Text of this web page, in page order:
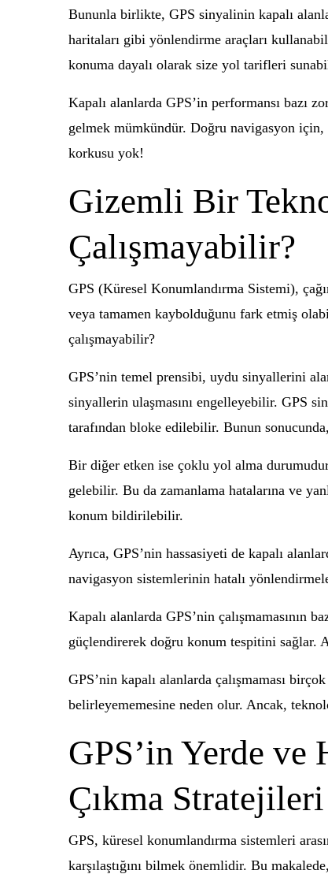
Bununla birlikte, GPS sinyalinin kapalı
haritaları gibi yönlendirme araçları
konuma dayalı olarak size yol tarifleri
Kapalı alanlarda GPS’in performansı bazı
gelmek mümkündür. Doğru navigasyon için,
korkusu yok!
Gizemli Bir
Çalışmayabilir?
GPS (Küresel Konumlandırma Sistemi),
veya tamamen kaybolduğunu fark etmiş
çalışmayabilir?
GPS’nin temel prensibi, uydu sinyallerini
sinyallerin ulaşmasını engelleyebilir. GPS
tarafından bloke edilebilir. Bunun
Bir diğer etken ise çoklu yol alma
gelebilir. Bu da zamanlama hatalarına ve
konum bildirilebilir.
Ayrıca, GPS’nin hassasiyeti de kapalı
navigasyon sistemlerinin hatalı
Kapalı alanlarda GPS’nin çalışmamasının
güçlendirerek doğru konum tespitini sağlar.
GPS’nin kapalı alanlarda çalışmaması
belirleyememesine neden olur. Ancak,
GPS’in Yerde
Çıkma Stratejileri
GPS, küresel konumlandırma sistemleri
karşılaştığını bilmek önemlidir. Bu